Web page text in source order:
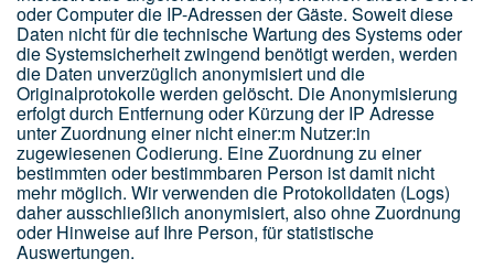
oder Computer die IP-Adressen der Gäste. Soweit diese
Daten nicht für die technische Wartung des Systems oder
die Systemsicherheit zwingend benötigt werden, werden
die Daten unverzüglich anonymisiert und die
Originalprotokolle werden gelöscht. Die Anonymisierung
erfolgt durch Entfernung oder Kürzung der IP Adresse
unter Zuordnung einer nicht einer:m Nutzer:in
zugewiesenen Codierung. Eine Zuordnung zu einer
bestimmten oder bestimmbaren Person ist damit nicht
mehr möglich. Wir verwenden die Protokolldaten (Logs)
daher ausschließlich anonymisiert, also ohne Zuordnung
oder Hinweise auf Ihre Person, für statistische
Auswertungen.